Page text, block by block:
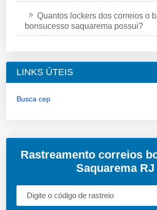
Quantos lockers dos correios o
bonsucesso saquarema possui?
LINKS ÚTEIS
Busca cep
Rastreamento correios
Saquarema RJ